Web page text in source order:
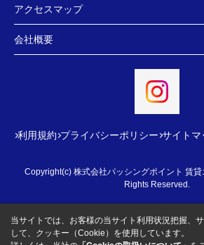
アクセスマップ
会社概要
利用規約 プライバシーポリシー サイトマ
Copyright(c) 株式会社パッシングポイント 賃貸
Rights Reserved.
当サイトでは、お客様の当サイト利用状況把握、
して、クッキー（Cookie）を使用しています。